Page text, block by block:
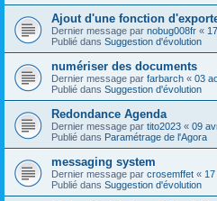
Ajout d'une fonction
Dernier message par nobug008fr «
Publié dans Suggestion d'évolution
numériser des documents
Dernier message par farbarch « 03
Publié dans Suggestion d'évolution
Redondance Agenda
Dernier message par tito2023 « 09
Publié dans Paramétrage de l'Agora
messaging system
Dernier message par crosemffet «
Publié dans Suggestion d'évolution